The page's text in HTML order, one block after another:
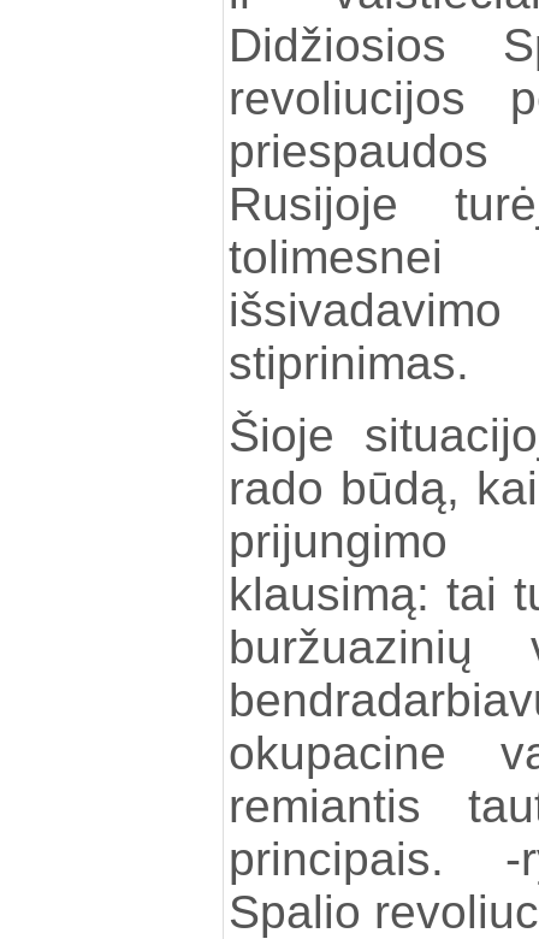
Didžiosios
revoliucijos
Rusijoje
tolimesnei
stiprinimas.
Šioje
rado būdą,
klausimą: tai
buržuazinių
okupacine
remiantis
principais. -
Spalio